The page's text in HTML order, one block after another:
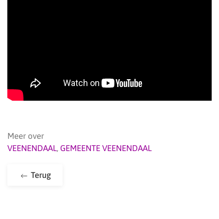
Meer over
VEENENDAAL, GEMEENTE VEENENDAAL
Terug